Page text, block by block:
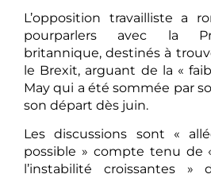
L’opposition travailliste a
pourparlers avec la
britannique, destinés à
le Brexit, arguant de la «
May qui a été sommée par
son départ dès juin.
Les discussions sont «
possible » compte tenu de
l’instabilité croissantes »